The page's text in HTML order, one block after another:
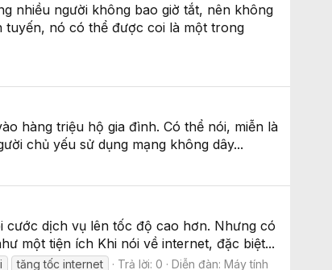
nhiều người không bao giờ tắt, nên không
tuyến, nó có thể được coi là một trong
hàng triệu hộ gia đình. Có thể nói, miễn là
chủ yếu sử dụng mạng không dây...
cước dịch vụ lên tốc độ cao hơn. Nhưng có
một tiện ích Khi nói về internet, đặc biệt...
tăng tốc internet Trả lời: 0 Diễn đàn: Máy tính